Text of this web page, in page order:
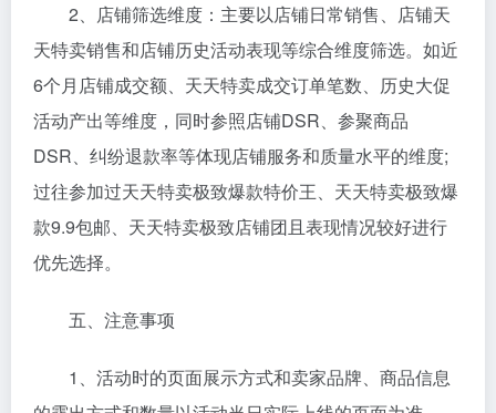
2、店铺筛选维度：主要以店铺日常销售、店铺天
天特卖销售和店铺历史活动表现等综合维度筛选。如近
6个月店铺成交额、天天特卖成交订单笔数、历史大促
活动产出等维度，同时参照店铺DSR、参聚商品
DSR、纠纷退款率等体现店铺服务和质量水平的维度;
过往参加过天天特卖极致爆款特价王、天天特卖极致爆
款9.9包邮、天天特卖极致店铺团且表现情况较好进行
优先选择。
五、注意事项
1、活动时的页面展示方式和卖家品牌、商品信息